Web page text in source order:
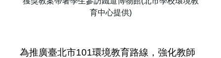
育中心提供)
為推廣臺北市101環境教育路線，強化教師